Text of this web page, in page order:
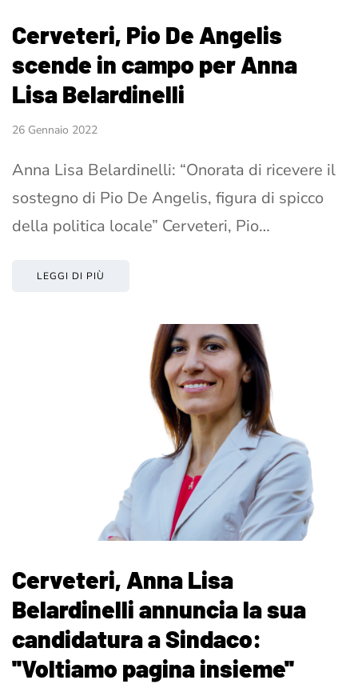
Cerveteri, Pio De Angelis
scende in campo per Anna
Lisa Belardinelli
26 Gennaio 2022
Anna Lisa Belardinelli: “Onorata di ricevere il
sostegno di Pio De Angelis, figura di spicco
della politica locale” Cerveteri, Pio…
LEGGI DI PIÙ
Cerveteri, Anna Lisa
Belardinelli annuncia la sua
candidatura a Sindaco:
''Voltiamo pagina insieme''